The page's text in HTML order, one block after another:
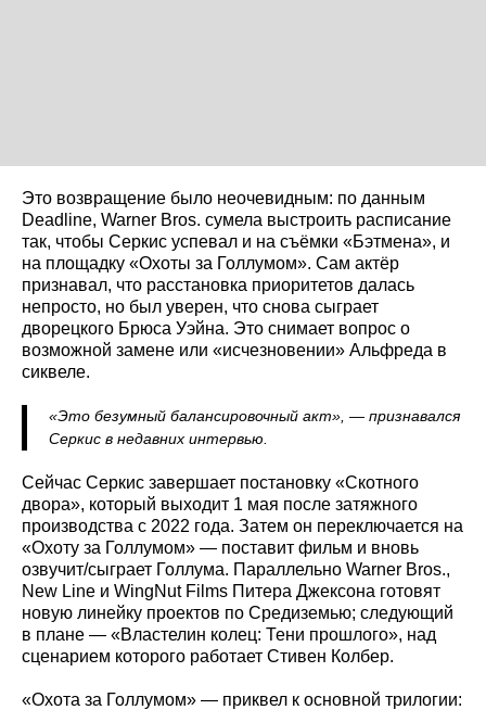
Это возвращение было неочевидным: по данным
Deadline, Warner Bros. сумела выстроить расписание
так, чтобы Серкис успевал и на съёмки «Бэтмена», и
на площадку «Охоты за Голлумом». Сам актёр
признавал, что расстановка приоритетов далась
непросто, но был уверен, что снова сыграет
дворецкого Брюса Уэйна. Это снимает вопрос о
возможной замене или «исчезновении» Альфреда в
сиквеле.
«Это безумный балансировочный акт», — признавался
Серкис в недавних интервью.
Сейчас Серкис завершает постановку «Скотного
двора», который выходит 1 мая после затяжного
производства с 2022 года. Затем он переключается на
«Охоту за Голлумом» — поставит фильм и вновь
озвучит/сыграет Голлума. Параллельно Warner Bros.,
New Line и WingNut Films Питера Джексона готовят
новую линейку проектов по Средиземью; следующий
в плане — «Властелин колец: Тени прошлого», над
сценарием которого работает Стивен Колбер.
«Охота за Голлумом» — приквел к основной трилогии: